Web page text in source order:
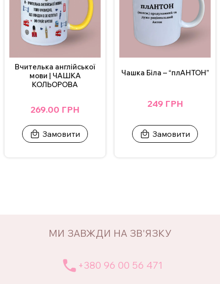
Вчителька англійської
мови | ЧАШКА
КОЛЬОРОВА
269.00 ГРН
Замовити
Чашка Біла – “плАНТОН”
249 ГРН
Замовити
МИ ЗАВЖДИ НА ЗВ'ЯЗКУ
+380 96 00 56 471